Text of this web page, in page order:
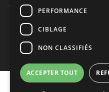
Tous droits réservés © Les
Ce site est produit et
Politique de
PERFORMANCE
CIBLAGE
NON CLASSIFIÉS
ACCEPTER TOUT